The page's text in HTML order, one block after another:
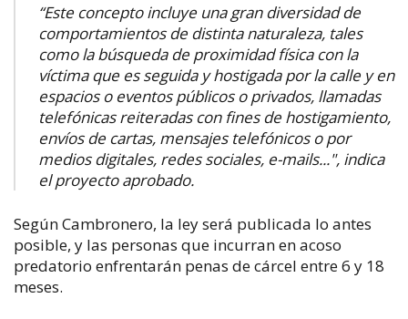
“Este concepto incluye una gran diversidad de
comportamientos de distinta naturaleza, tales
como la búsqueda de proximidad física con la
víctima que es seguida y hostigada por la calle y en
espacios o eventos públicos o privados, llamadas
telefónicas reiteradas con fines de hostigamiento,
envíos de cartas, mensajes telefónicos o por
medios digitales, redes sociales, e-mails...", indica
el proyecto aprobado.
Según Cambronero, la ley será publicada lo antes
posible, y las personas que incurran en acoso
predatorio enfrentarán penas de cárcel entre 6 y 18
meses.